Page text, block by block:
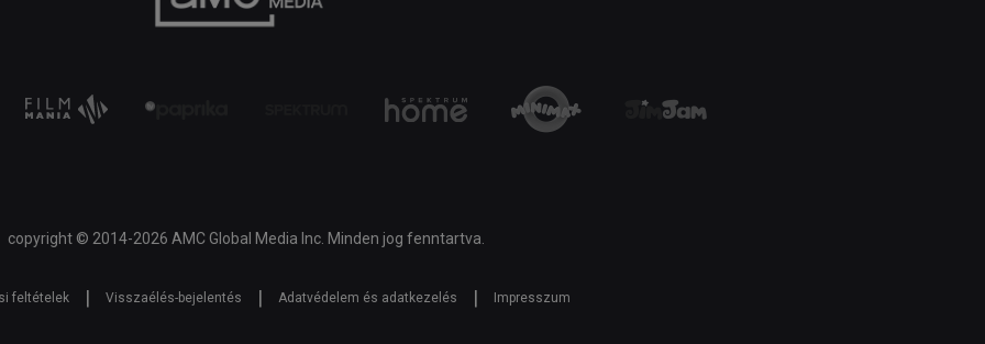
copyright © 2014-2026 AMC Global Media Inc. Minden jog fenntartva.
feltételek | Visszaélés-bejelentés | Adatvédelem és adatkezelés | Impresszum